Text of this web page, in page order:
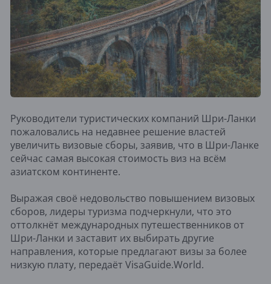
Руководители туристических компаний Шри-Ланки
пожаловались на недавнее решение властей
увеличить визовые сборы, заявив, что в Шри-Ланке
сейчас самая высокая стоимость виз на всём
азиатском континенте.
Выражая своё недовольство повышением визовых
сборов, лидеры туризма подчеркнули, что это
оттолкнёт международных путешественников от
Шри-Ланки и заставит их выбирать другие
направления, которые предлагают визы за более
низкую плату, передаёт VisaGuide.World.